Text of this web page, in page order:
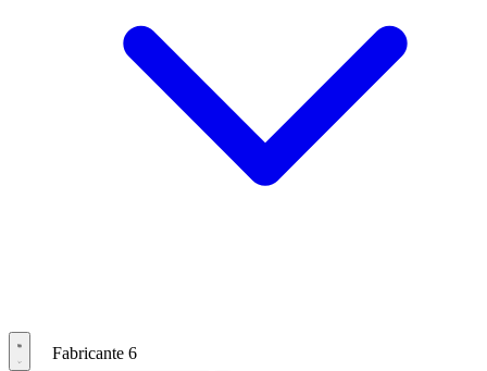
Fabricante 6